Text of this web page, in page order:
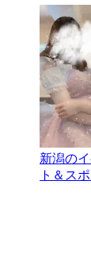
新潟の
ト＆ス